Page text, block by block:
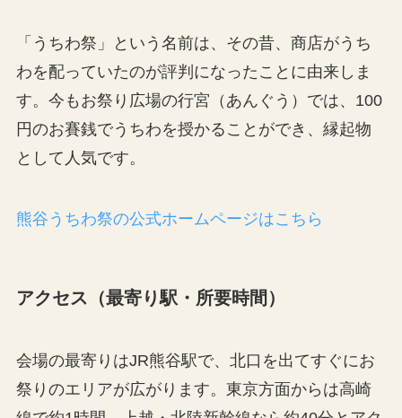
「うちわ祭」という名前は、その昔、商店がうち
わを配っていたのが評判になったことに由来しま
す。今もお祭り広場の行宮（あんぐう）では、100
円のお賽銭でうちわを授かることができ、縁起物
として人気です。
熊谷うちわ祭の公式ホームページはこちら
アクセス（最寄り駅・所要時間）
会場の最寄りはJR熊谷駅で、北口を出てすぐにお
祭りのエリアが広がります。東京方面からは高崎